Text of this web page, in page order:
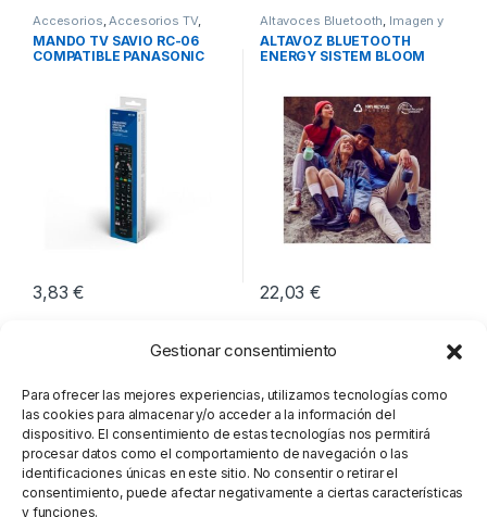
Gestionar consentimiento
Para ofrecer las mejores experiencias, utilizamos tecnologías como
las cookies para almacenar y/o acceder a la información del
dispositivo. El consentimiento de estas tecnologías nos permitirá
procesar datos como el comportamiento de navegación o las
identificaciones únicas en este sitio. No consentir o retirar el
consentimiento, puede afectar negativamente a ciertas características
y funciones.
Accesorios,Accesorios TV,
Imagen y Sonido
MANDO TV SAVIO RC-06
COMPATIBLE PANASONIC
3,83€
Altavoces Bluetooth, Imagen y
Sonido,Sonido
ALTAVOZ BLUETOOTH
ENERGY SISTEM BLOOM
22,03€